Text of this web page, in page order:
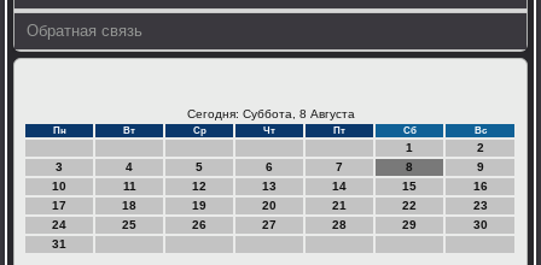
Обратная связь
Сегодня: Суббота, 8 Августа
Пн Вт Ср Чт Пт Сб Вс
1
2
3
4 5 6 7 8
9
10
11 12 13 14 15
16
17
18 19 20 21 22
23
24
25 26 27 28 29
30
31